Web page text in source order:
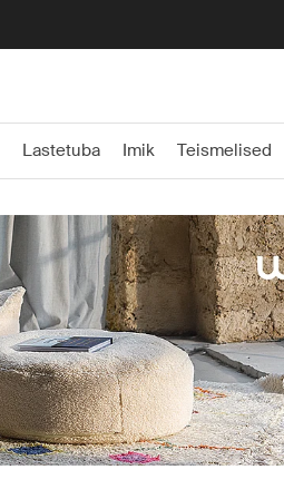
Lastetuba Imik Teismelised